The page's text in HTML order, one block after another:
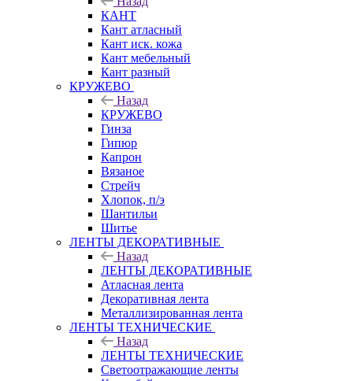
КАНТ
Кант атласный
Кант иск. кожа
Кант мебельный
Кант разный
КРУЖЕВО
Назад
КРУЖЕВО
Гинза
Гипюр
Капрон
Вязаное
Стрейч
Хлопок, п/э
Шантильи
Шитье
ЛЕНТЫ ДЕКОРАТИВНЫЕ
Назад
ЛЕНТЫ ДЕКОРАТИВНЫЕ
Атласная лента
Декоративная лента
Металлизированная лента
ЛЕНТЫ ТЕХНИЧЕСКИЕ
Назад
ЛЕНТЫ ТЕХНИЧЕСКИЕ
Светоотражающие ленты